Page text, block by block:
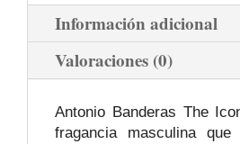
Información adicional
Valoraciones (0)
Antonio Banderas The
fragancia masculina que